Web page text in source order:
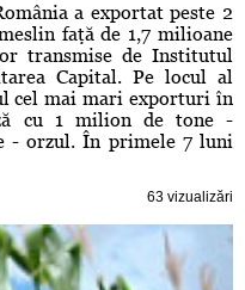
a exportat peste 2
faţă de 1,7 milioane
transmise de Institutul
Capital. Pe locul al
cel mai mari exporturi în
cu 1 milion de tone -
- orzul. În primele 7 luni
63 vizualizări